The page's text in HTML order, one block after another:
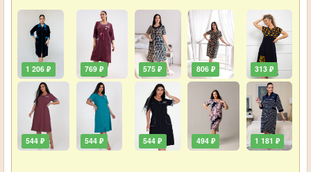
1 206 ₽
544 ₽
769 ₽
544 ₽
575 ₽
544 ₽
806 ₽
494 ₽
313 ₽
1 181 ₽